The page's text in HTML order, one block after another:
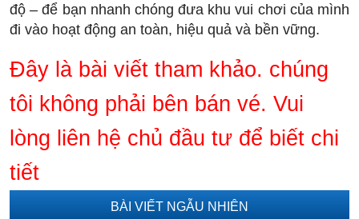
độ – để bạn nhanh chóng đưa khu vui chơi của mình
đi vào hoạt động an toàn, hiệu quả và bền vững.
Đây là bài viết tham khảo. chúng
tôi không phải bên bán vé. Vui
lòng liên hệ chủ đầu tư để biết chi
tiết
BÀI VIẾT NGẪU NHIÊN